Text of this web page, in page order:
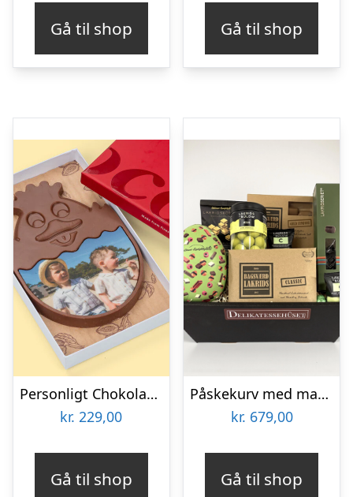
Gå til shop Gå til shop
Personligt Chokoladepåskeæg med Billede
kr. 229,00
Gå til shop
Påskekurv med masser af dansk lakrids
kr. 679,00
Gå til shop